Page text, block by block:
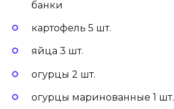
банки
картофель 5 шт.
яйца 3 шт.
огурцы 2 шт.
огурцы маринованные 1 шт.